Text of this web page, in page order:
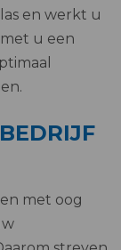
en werkt u
u een
met oog